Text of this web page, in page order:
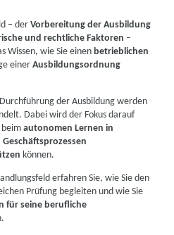
– der Vorbereitung der Ausbildung
und rechtliche Faktoren –
Wissen, wie Sie einen betrieblichen
einerAusbildungsordnung
der Ausbildung werden
Dabei wird der Fokus darauf
beim autonomen Lernen in
können.
erfahren Sie, wie Sie den
Prüfung begleiten und wie Sie
für seine berufliche